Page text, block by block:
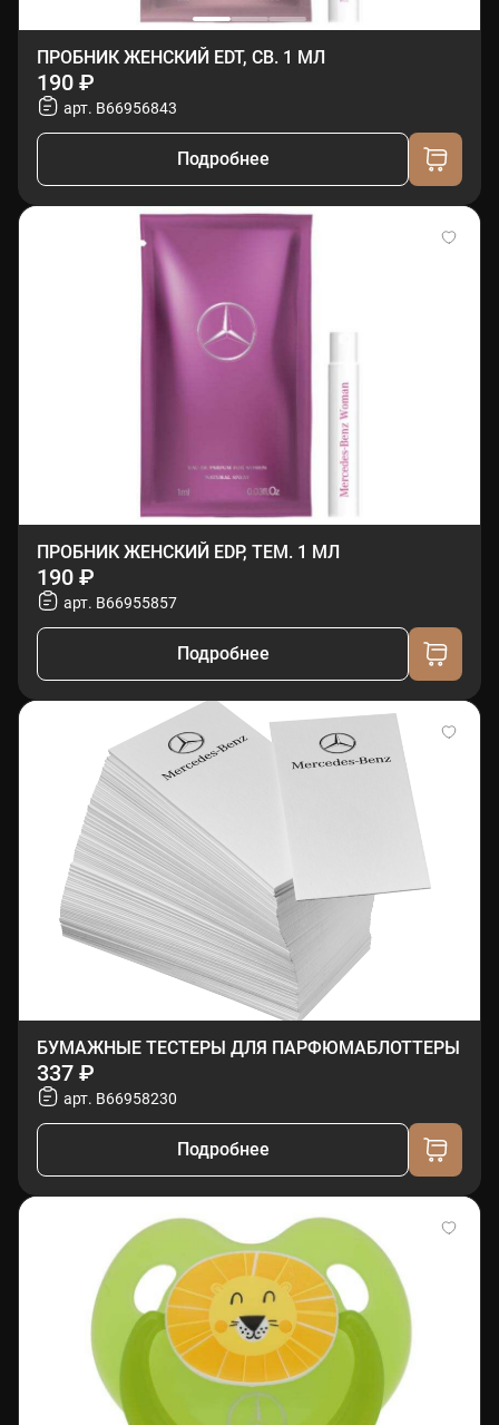
ПРОБНИК ЖЕНСКИЙ EDT, СВ. 1 МЛ
190 ₽
арт. B66956843
Подробнее
ПРОБНИК ЖЕНСКИЙ EDP, ТЕМ. 1 МЛ
190 ₽
арт. B66955857
Подробнее
БУМАЖНЫЕ ТЕСТЕРЫ ДЛЯ ПАРФЮМАБЛОТТЕРЫ
337 ₽
арт. B66958230
Подробнее